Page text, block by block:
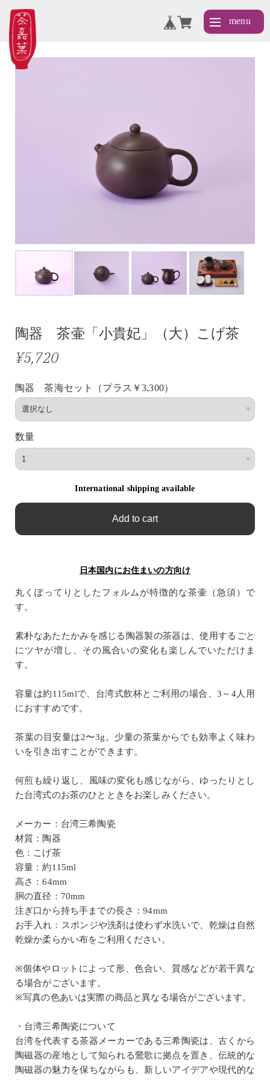
陶器 茶壷「小貴妃」（大）こげ茶
¥5,720
陶器 茶海セット（プラス￥3,300）
数量
International shipping available
Add to cart
日本国内にお住まいの方向け
丸くぽってりとしたフォルムが特徴的な茶壷（急須）で
す。
素朴なあたたかみを感じる陶器製の茶器は、使用するごと
にツヤが増し、その風合いの変化も楽しんでいただけま
す。
容量は約115mlで、台湾式飲杯とご利用の場合、3～4人用
におすすめです。
茶葉の目安量は2〜3g。少量の茶葉からでも効率よく味わ
いを引き出すことができます。
何煎も繰り返し、風味の変化も感じながら、ゆったりとし
た台湾式のお茶のひとときをお楽しみください。
メーカー：台湾三希陶瓷
材質：陶器
色：こげ茶
容量：約115ml
高さ：64mm
胴の直径：70mm
注ぎ口から持ち手までの長さ：94mm
お手入れ：スポンジや洗剤は使わず水洗いで、乾燥は自然
乾燥か柔らかい布をご利用ください。
※個体やロットによって形、色合い、質感などが若干異な
る場合がございます。
※写真の色あいは実際の商品と異なる場合がございます。
・台湾三希陶瓷について
台湾を代表する茶器メーカーである三希陶瓷は、古くから
陶磁器の産地として知られる鶯歌に拠点を置き、伝統的な
陶磁器の魅力を保ちながらも、新しいアイデアや現代的な